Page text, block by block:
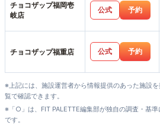
チョコザップ福岡壱
岐店
公式 予約
チョコザップ福重店 公式 予約
※上記には、施設運営者から情報提供のあった施設
覧で確認できます。
※「○」は、FIT PALETTE編集部が独自の調査・基
です。